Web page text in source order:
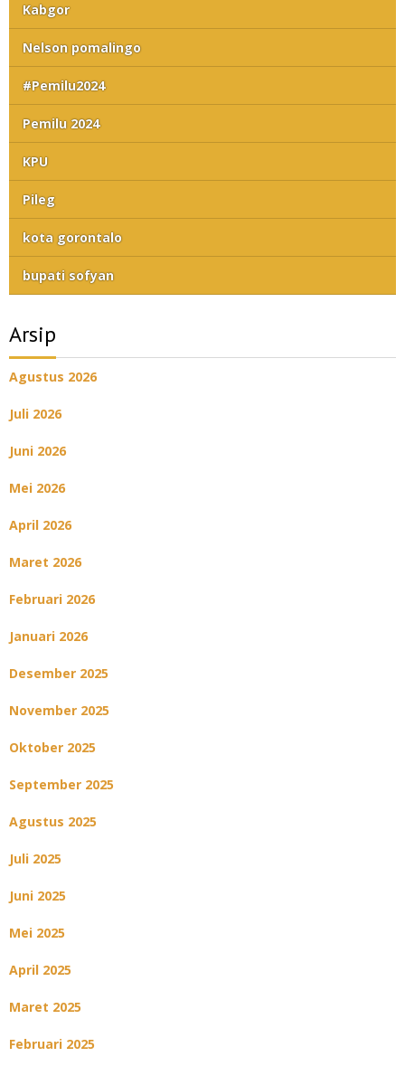
Kabgor
Nelson pomalingo
#Pemilu2024
Pemilu 2024
KPU
Pileg
kota gorontalo
bupati sofyan
Arsip
Agustus 2026
Juli 2026
Juni 2026
Mei 2026
April 2026
Maret 2026
Februari 2026
Januari 2026
Desember 2025
November 2025
Oktober 2025
September 2025
Agustus 2025
Juli 2025
Juni 2025
Mei 2025
April 2025
Maret 2025
Februari 2025